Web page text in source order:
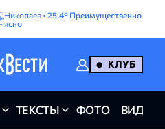
Николаев •25.4° Преимущественно
ясно
КЛУБ
ТЕКСТЫ ФОТО ВИДЕО